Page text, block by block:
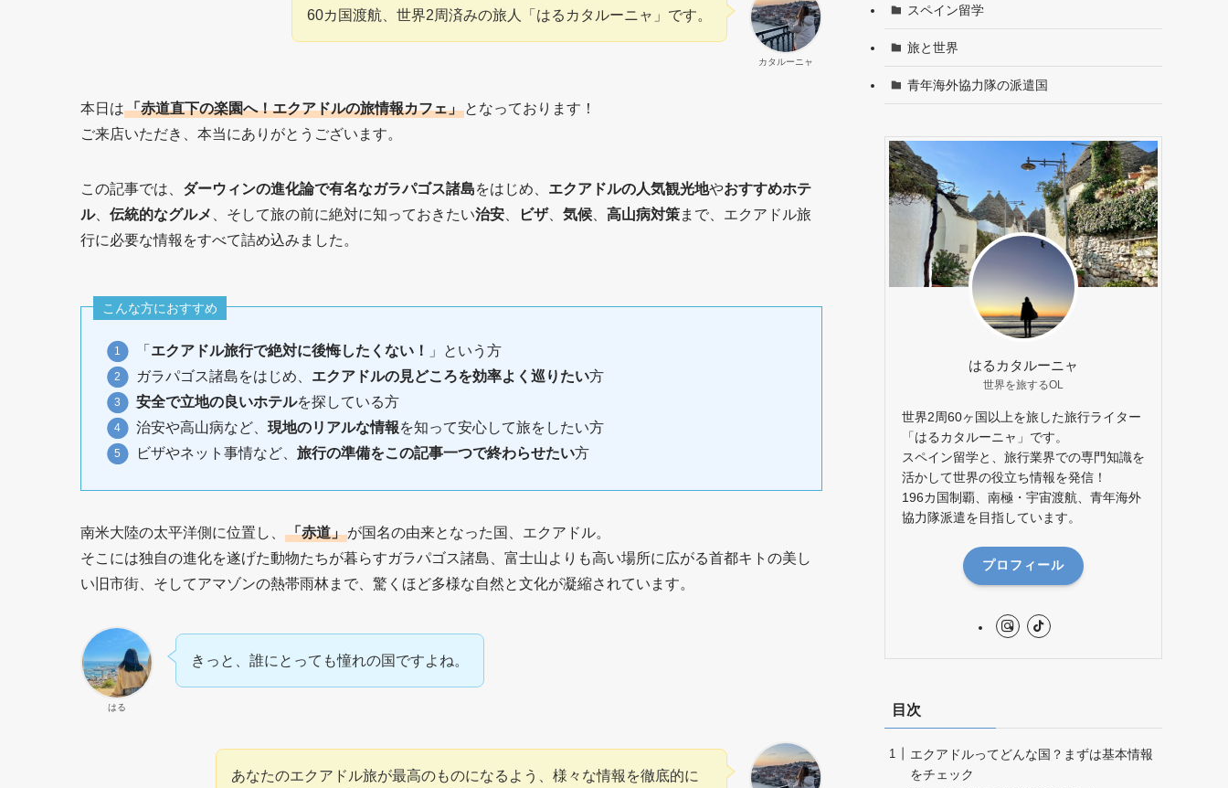
カタルーニャ
60カ国渡航、世界2周済みの旅人「はるカタルーニャ」です。
本日は「赤道直下の楽園へ！エクアドルの旅情報カフェ」 となっております！
ご来店いただき、本当にありがとうございます。
この記事では、 ダーウィンの進化論で有名なガラパゴス諸島をはじめ、 エクアドルの人気観光地やおすすめホテ
ル、 伝統的なグルメ 、そして旅の前に絶対に知っておきたい治安 ビザ、 気候 高山病対策まで、エクアドル旅
行に必要な情報をすべて詰め込みました。
こんな方におすすめ
「 エクアドル旅行で絶対に後悔したくない！
」という方
ガラパゴス諸島をはじめ、 エクアドルの見どころを効率よく巡りたい方
安全で立地の良いホテルを探している方
治安や高山病など、 現地のリアルな情報を知って安心して旅をしたい方
ビザやネット事情など、 旅行の準備をこの記事一つで終わらせたい方
南米大陸の太平洋側に位置し、 「赤道」が国名の由来となった国、エクアドル。
そこには独自の進化を遂げた動物たちが暮らすガラパゴス諸島、富士山よりも高い場所に広がる首都キトの美し
い旧市街、そしてアマゾンの熱帯雨林まで、驚くほど多様な自然と文化が凝縮されています。
はる
きっと、誰にとっても憧れの国ですよね。
あなたのエクアドル旅が最高のものになるよう、様々な情報を徹底的に
スペイン留学
旅と世界
青年海外協力隊の派遣国
はるカタルーニャ
世界を旅するOL
世界2周60ヶ国以上を旅した旅行ライター
「はるカタルーニャ」です。
スペイン留学と、旅行業界での専門知識を
活かして世界の役立ち情報を発信！
196カ国制覇、南極・宇宙渡航、青年海外
協力隊派遣を目指しています。
プロフィール
目次
エクアドルってどんな国？まずは基本情報
をチェック